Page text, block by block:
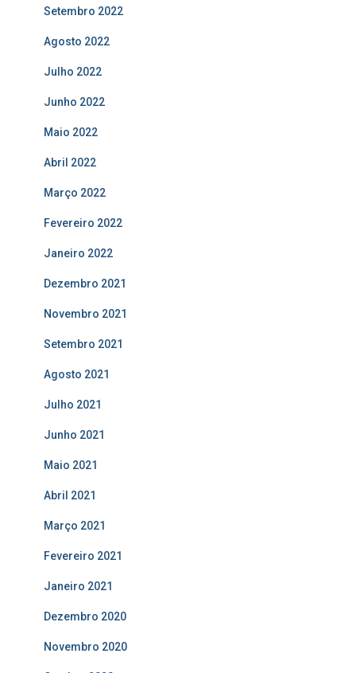
Setembro 2022
Agosto 2022
Julho 2022
Junho 2022
Maio 2022
Abril 2022
Março 2022
Fevereiro 2022
Janeiro 2022
Dezembro 2021
Novembro 2021
Setembro 2021
Agosto 2021
Julho 2021
Junho 2021
Maio 2021
Abril 2021
Março 2021
Fevereiro 2021
Janeiro 2021
Dezembro 2020
Novembro 2020